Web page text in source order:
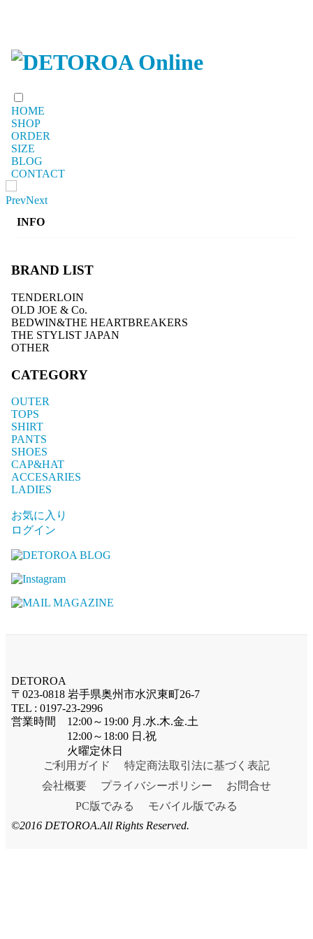
HOME
SHOP
ORDER
SIZE
BLOG
CONTACT
PrevNext
INFO
BRAND LIST
TENDERLOIN
OLD JOE & Co.
BEDWIN&THE HEARTBREAKERS
THE STYLIST JAPAN
OTHER
CATEGORY
OUTER
TOPS
SHIRT
PANTS
SHOES
CAP&HAT
ACCESARIES
LADIES
お気に入り
ログイン
DETOROA
〒023-0818 岩手県奥州市水沢東町26-7
TEL : 0197-23-2996
営業時間 12:00～19:00 月.水.木.金.土
12:00～18:00 日.祝
火曜定休日
ご利用ガイド
特定商法取引法に基づく表記
会社概要
プライバシーポリシー
お問合せ
PC版でみる
モバイル版でみる
©2016 DETOROA.All Rights Reserved.